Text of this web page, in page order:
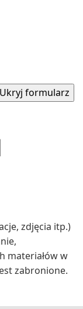
zdjęcia itp.)
materiałów w
zabronione.